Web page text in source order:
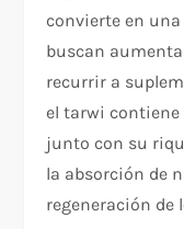
convierte en
buscan
recurrir a
el tarwi contiene
junto con su
la absorción de
regeneración de